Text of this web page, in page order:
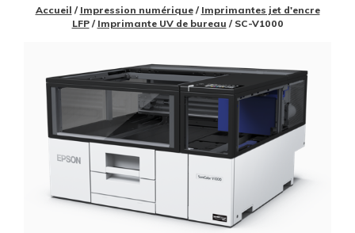
Accueil / Impression numérique/ Imprimantes jet d'encre
LFP/ Imprimante UV de bureau / SC-V1000